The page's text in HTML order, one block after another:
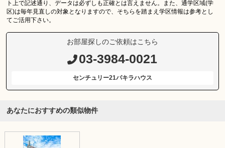
ト上で記述通り、データは必ずしも正確とは言えません。また、通学区域(学
区)は毎年見直しの対象となりますので、そちらを踏まえ学区情報は参考とし
てご活用下さい。
お部屋探しのご依頼はこちら
03-3984-0021
センチュリー21パキラハウス
あなたにおすすめの類似物件